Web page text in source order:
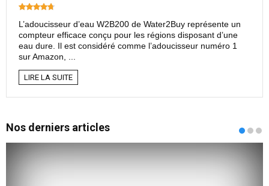
L’adoucisseur d’eau W2B200 de Water2Buy représente un
compteur efficace conçu pour les régions disposant d’une
eau dure. Il est considéré comme l’adoucisseur numéro 1
sur Amazon, ...
LIRE LA SUITE
Nos derniers articles